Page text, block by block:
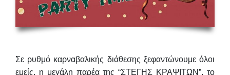
Σε ρυθμό καρναβαλικής διάθεσης ξεφαντώνουμε όλοι
εμείς, η μεγάλη παρέα της “ΣΤΕΓΗΣ ΚΡΑΨΙΤΩΝ”, το